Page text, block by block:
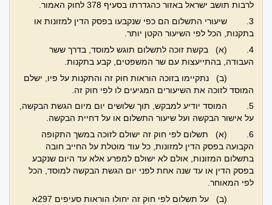
לרבות תושב ישראל באזור כהגדרתו בסעיף 378 לחוק האמור.
3.
שיעורי התשלום הם כפי שנקבעו בפסק הדין למזונות או
בתקנות, הכל לפי השיעור הקטן יותר.
4.
(א) בקשת זוכה לתשלום תוגש למוסד, בדרך ששר
העבודה, בהתייעצות עם שר המשפטים, קבע בתקנות.
(ב) נתקיימו בזוכה הוראות חוק זה והתקנות על פיו, ישלם
המוסד לזוכה את השיעורים המגיעים לו לפי חוק זה.
5.
המוסד יודיע למבקש, תוך שלושים יום מיום הגשת הבקשה,
על אישור הבקשה ועל שיעור התשלום או על דחיית הבקשה.
6.
(א) תשלום לפי חוק זה ישולם לזוכה במשך התקופה
הקבועה בפסק הדין למזונות, כל עוד מוטלת על החייב חובה
בתשלום המזונות, אולם לא ישולם למפרע אלא עד היום שנקבע
בפסק הדין או עד שנה אחת לפני יום הגשת הבקשה למוסד, הכל
לפי המאוחר.
(ב) על תשלום לפי חוק זה יחולו הוראות סעיפים 297א